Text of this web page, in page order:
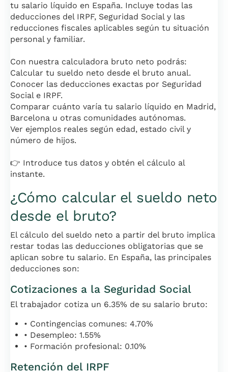
tu salario líquido en España. Incluye todas las
deducciones del IRPF, Seguridad Social y las
reducciones fiscales aplicables según tu situación
personal y familiar.
Con nuestra calculadora bruto neto podrás:
Calcular tu sueldo neto desde el bruto anual.
Conocer las deducciones exactas por Seguridad
Social e IRPF.
Comparar cuánto varía tu salario líquido en Madrid,
Barcelona u otras comunidades autónomas.
Ver ejemplos reales según edad, estado civil y
número de hijos.
👉 Introduce tus datos y obtén el cálculo al
instante.
¿Cómo calcular el sueldo neto
desde el bruto?
El cálculo del sueldo neto a partir del bruto implica
restar todas las deducciones obligatorias que se
aplican sobre tu salario. En España, las principales
deducciones son:
Cotizaciones a la Seguridad Social
El trabajador cotiza un 6.35% de su salario bruto:
• Contingencias comunes: 4.70%
• Desempleo: 1.55%
• Formación profesional: 0.10%
Retención del IRPF